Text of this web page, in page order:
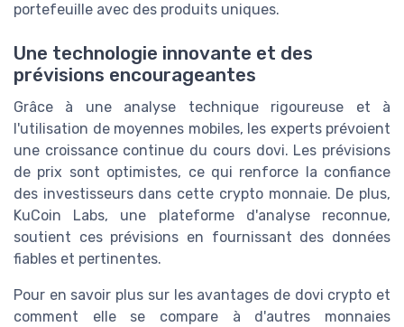
portefeuille avec des produits uniques.
Une technologie innovante et des
prévisions encourageantes
Grâce à une analyse technique rigoureuse et à
l'utilisation de moyennes mobiles, les experts prévoient
une croissance continue du cours dovi. Les prévisions
de prix sont optimistes, ce qui renforce la confiance
des investisseurs dans cette crypto monnaie. De plus,
KuCoin Labs, une plateforme d'analyse reconnue,
soutient ces prévisions en fournissant des données
fiables et pertinentes.
Pour en savoir plus sur les avantages de dovi crypto et
comment elle se compare à d'autres monnaies